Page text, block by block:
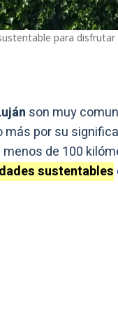
para disfrutar
son muy
por su
de 100
sustentables